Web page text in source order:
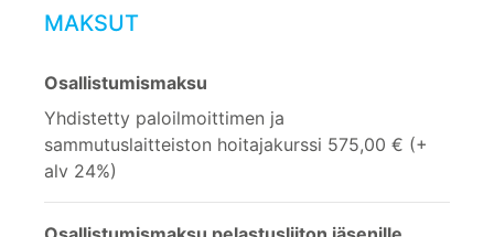
MAKSUT
Osallistumismaksu
Yhdistetty paloilmoittimen ja
sammutuslaitteiston hoitajakurssi 575,00 € (+
alv 24%)